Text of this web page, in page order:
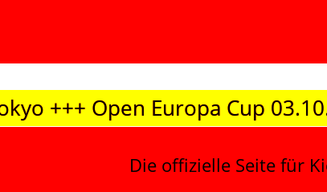
Cup 03.10. /
Die offizielle Seite für